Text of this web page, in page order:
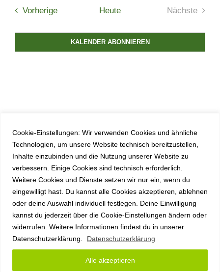
Cookie-Einstellungen: Wir verwenden Cookies und ähnliche
Technologien, um unsere Website technisch bereitzustellen,
Inhalte einzubinden und die Nutzung unserer Website zu
verbessern. Einige Cookies sind technisch erforderlich.
Weitere Cookies und Dienste setzen wir nur ein, wenn du
eingewilligt hast. Du kannst alle Cookies akzeptieren, ablehnen
oder deine Auswahl individuell festlegen. Deine Einwilligung
kannst du jederzeit über die Cookie-Einstellungen ändern oder
widerrufen. Weitere Informationen findest du in unserer
Datenschutzerklärung.
Datenschutzerklärung
Alle akzeptieren
und
VorherigeVeranstaltungen
Heute
Nächste
KALENDER ABONNIEREN
Copyright anyplace IT GmbH 2026 |Impressum